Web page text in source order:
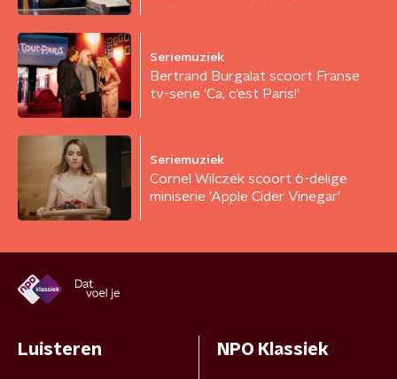
Seriemuziek
Bertrand Burgalat scoort Franse
tv-serie 'Ca, c’est Paris!'
Seriemuziek
Cornel Wilczek scoort 6-delige
miniserie 'Apple Cider Vinegar'
Luisteren NPO Klassiek